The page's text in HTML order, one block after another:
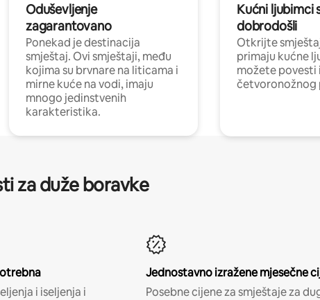
Oduševljenje
zagarantovano
Ponekad je destinacija
smještaj. Ovi smještaji, među
kojima su brvnare na liticama i
mirne kuće na vodi, imaju
mnogo jedinstvenih
karakteristika.
Kućni ljubimci
dobrodošli
Otkrijte
primaju kućne
možete povesti
četvoronožnog
za duže boravke
i iseljenja i
Jednostavno izražene mjesečne
Posebne cijene za smještaje za